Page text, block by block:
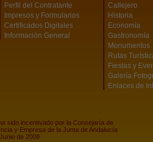
Perfil del Contratante
Impresos y Formularios
Certificados Digitales
Información General
Callejero
Historia
Economía
Gastronomía
Monumentos
Rutas
Fiestas y
Galería
Enlaces de
sido incentivado por la Consejaría de
y Empresa de la Junta de Andalucía
de 2008